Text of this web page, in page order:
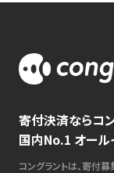
寄付決済ならコ
国内No.1 オール
コングラントは、寄付